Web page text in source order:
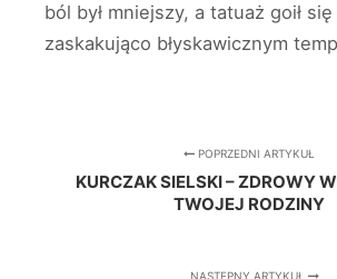
ból był mniejszy, a tatuaż goił
zaskakująco błyskawicznym
POPRZEDNI ARTYKUŁ
KURCZAK SIELSKI – ZDROWY
TWOJEJ RODZINY
NASTĘPNY ARTYKUŁ